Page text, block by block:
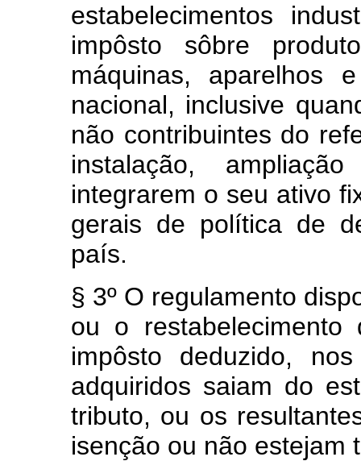
estabelecimentos
impôsto sôbre
máquinas, aparelhos
nacional, inclusive
não contribuintes do
instalação,
integrarem o seu ativo
gerais de política de
país.
§ 3º O regulamento
ou o restabelecimento
impôsto deduzido,
adquiridos saiam do
tributo, ou os
isenção ou não estejam